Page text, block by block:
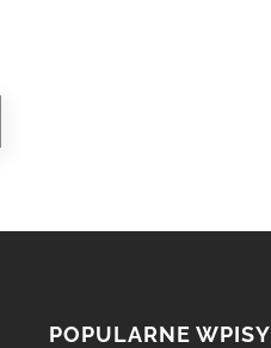
POPULARNE WPISY